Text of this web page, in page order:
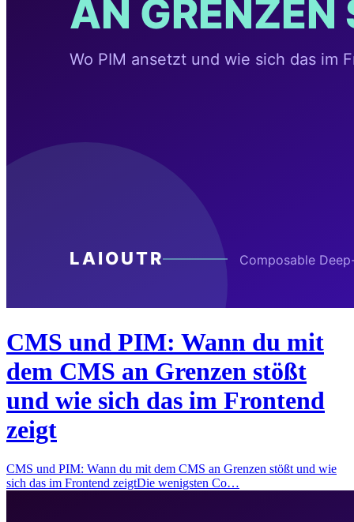
CMS und PIM: Wann du mit
dem CMS an Grenzen stößt
und wie sich das im Frontend
zeigt
CMS und PIM: Wann du mit dem CMS an Grenzen stößt und wie
sich das im Frontend zeigtDie wenigsten Co…